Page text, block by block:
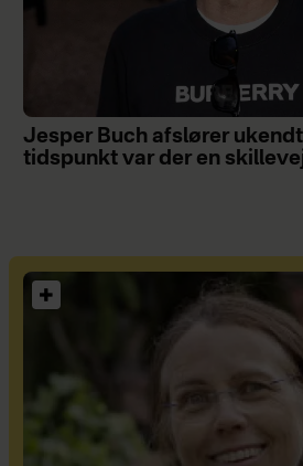
Jesper Buch afslører
tidspunkt var der en